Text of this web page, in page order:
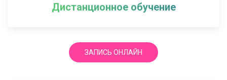
Дистанционное обучение
ЗАПИСЬ ОНЛАЙН